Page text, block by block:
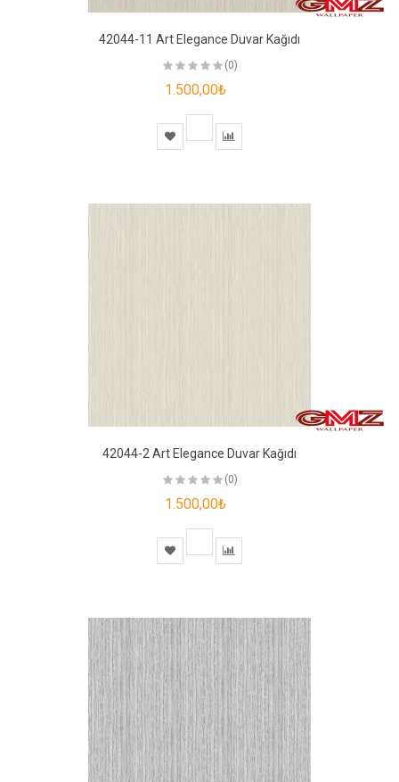
42044-11 Art Elegance Duvar Kağıdı
(0)
1.500,00₺
42044-2 Art Elegance Duvar Kağıdı
(0)
1.500,00₺